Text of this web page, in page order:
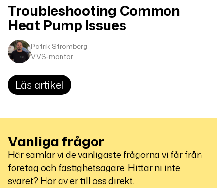
Troubleshooting Common
Heat Pump Issues
Patrik Strömberg
VVS-montör
Läs artikel
Vanliga frågor
Här samlar vi de vanligaste frågorna vi får från
företag och fastighetsägare. Hittar ni inte
svaret? Hör av er till oss direkt.